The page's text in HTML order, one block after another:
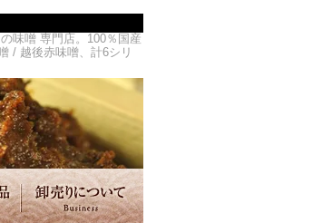
味噌 専門店。100％国産
/ 越後赤味噌、計6シリ